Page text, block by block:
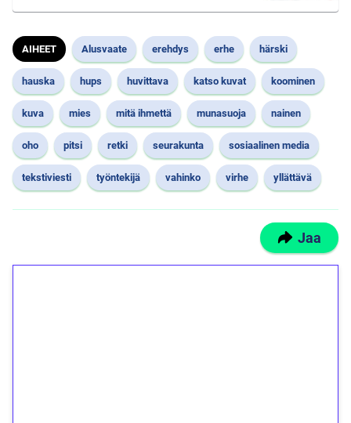
AIHEET Alusvaate erehdys erhe härski
hauska hups huvittava katso kuvat koominen
kuva mies mitä ihmettä munasuoja nainen
oho pitsi retki seurakunta sosiaalinen media
tekstiviesti työntekijä vahinko virhe yllättävä
Jaa